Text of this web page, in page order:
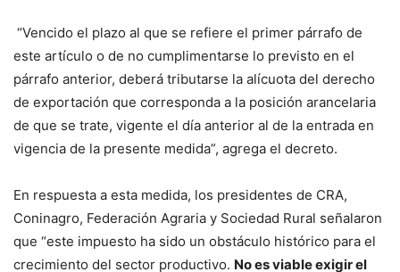
“Vencido el plazo al que se refiere el primer párrafo de
este artículo o de no cumplimentarse lo previsto en el
párrafo anterior, deberá tributarse la alícuota del derecho
de exportación que corresponda a la posición arancelaria
de que se trate, vigente el día anterior al de la entrada en
vigencia de la presente medida”, agrega el decreto.
En respuesta a esta medida, los presidentes de CRA,
Coninagro, Federación Agraria y Sociedad Rural señalaron
que “este impuesto ha sido un obstáculo histórico para el
crecimiento del sector productivo. No es viable exigir el